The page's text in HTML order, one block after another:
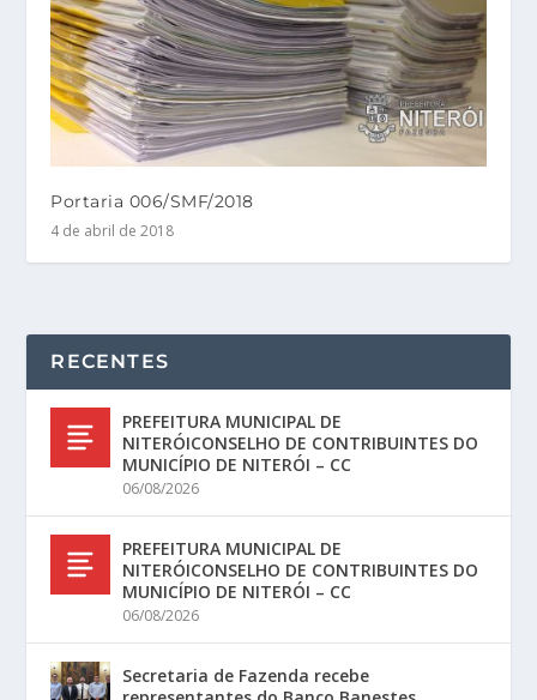
Portaria 006/SMF/2018
4 de abril de 2018
RECENTES
PREFEITURA MUNICIPAL DE
NITERÓICONSELHO DE CONTRIBUINTES DO
MUNICÍPIO DE NITERÓI – CC
06/08/2026
PREFEITURA MUNICIPAL DE
NITERÓICONSELHO DE CONTRIBUINTES DO
MUNICÍPIO DE NITERÓI – CC
06/08/2026
Secretaria de Fazenda recebe